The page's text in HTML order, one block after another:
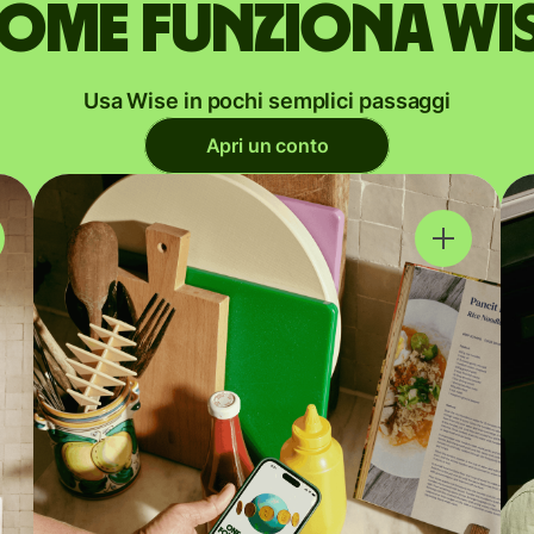
funziona
Usa Wise in pochi semplici passaggi
Apri un conto